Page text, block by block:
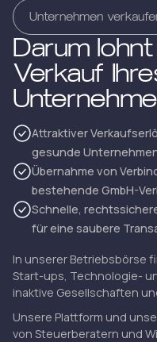
Unternehmen
Darum
Verkauf
Attraktiver
gesunde
Übernahme von
bestehende GmbH-
Schnelle,
für eine saubere
In unserer Betriebsbörse
Start-ups, Technologie-
inaktive Gesellschaften
Unsere Plattform und
von Steuerberatern und